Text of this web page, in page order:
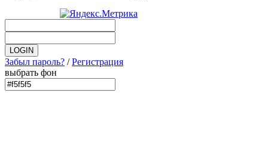
Забыл пароль? /Регистрация
выбрать фон